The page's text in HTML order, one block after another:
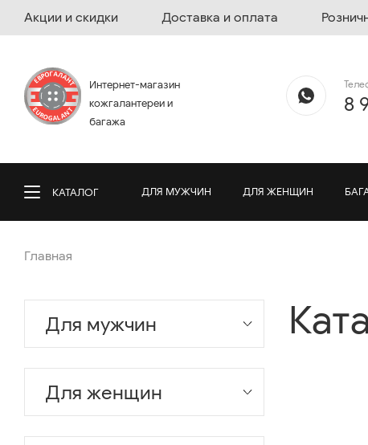
Акции и скидки Доставка и оплата
Интернет-магазин
кожгалантереи и
багажа
8
КАТАЛОГ ДЛЯ МУЖЧИН ДЛЯ ЖЕНЩИН
Главная
Для мужчин
Для женщин